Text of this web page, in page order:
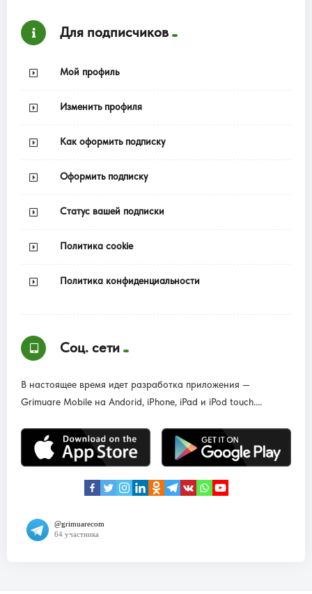
Для подписчиков
Мой профиль
Изменить профиля
Как оформить подписку
Оформить подписку
Статус вашей подписки
Политика cookie
Политика конфиденциальности
Соц. сети
В настоящее время идет разработка приложения —
Grimuare Mobile на Andorid, iPhone, iPad и iPod touch....